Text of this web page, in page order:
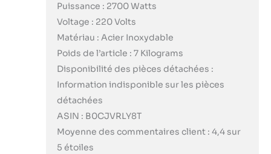
Puissance : 2700 Watts
Voltage : 220 Volts
Matériau : Acier Inoxydable
Poids de l’article : 7 Kilograms
Disponibilité des pièces détachées :
Information indisponible sur les pièces
détachées
ASIN : B0CJVRLY8T
Moyenne des commentaires client : 4,4 sur
5 étoiles